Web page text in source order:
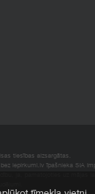
tiesības aizsargātas.
iepirkumi.lv īpašnieka SIA